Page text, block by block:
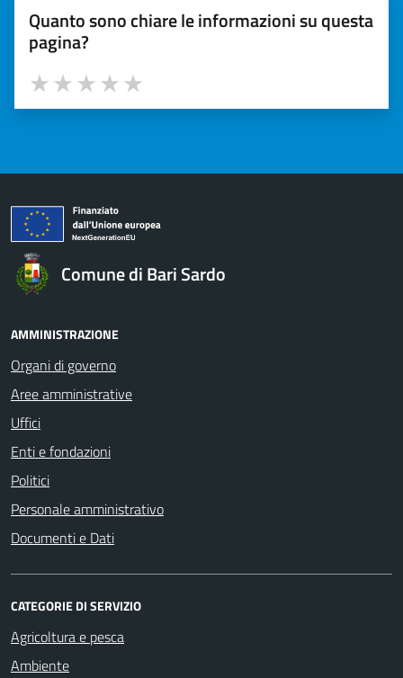
Quanto sono chiare le informazioni su questa
pagina?
Valuta 5 stelle su 5
Valuta 4 stelle su 5
Valuta 3 stelle su 5
Valuta 2 stelle su 5
Valuta 1 stelle su 5
Comune di Bari Sardo
AMMINISTRAZIONE
Organi di governo
Aree amministrative
Uffici
Enti e fondazioni
Politici
Personale amministrativo
Documenti e Dati
CATEGORIE DI SERVIZIO
Agricoltura e pesca
Ambiente